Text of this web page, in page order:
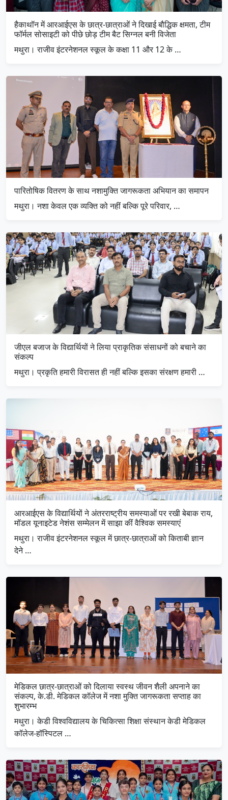
हैकाथॉन में आरआईएस के छात्र-छात्राओं ने दिखाई बौद्धिक क्षमता, टीम
फॉर्मल सोसाइटी को पीछे छोड़ टीम बैट सिग्नल बनी विजेता
मथुरा। राजीव इंटरनेशनल स्कूल के कक्षा 11 और 12 के …
पारितोषिक वितरण के साथ नशामुक्ति जागरूकता अभियान का समापन
मथुरा। नशा केवल एक व्यक्ति को नहीं बल्कि पूरे परिवार, …
जीएल बजाज के विद्यार्थियों ने लिया प्राकृतिक संसाधनों को बचाने का
संकल्प
मथुरा। प्रकृति हमारी विरासत ही नहीं बल्कि इसका संरक्षण हमारी …
आरआईएस के विद्यार्थियों ने अंतरराष्ट्रीय समस्याओं पर रखी बेबाक राय,
मॉडल यूनाइटेड नेशंस सम्मेलन में साझा कीं वैश्विक समस्याएं
मथुरा। राजीव इंटरनेशनल स्कूल में छात्र-छात्राओं को किताबी ज्ञान
देने …
मेडिकल छात्र-छात्राओं को दिलाया स्वस्थ जीवन शैली अपनाने का
संकल्प, के.डी. मेडिकल कॉलेज में नशा मुक्ति जागरूकता सप्ताह का
शुभारम्भ
मथुरा। केडी विश्वविद्यालय के चिकित्सा शिक्षा संस्थान केडी मेडिकल
कॉलेज-हॉस्पिटल …